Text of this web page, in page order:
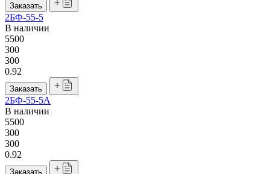
Заказать
2БФ-55-5
В наличии
5500
300
300
0.92
Заказать
2БФ-55-5А
В наличии
5500
300
300
0.92
Заказать